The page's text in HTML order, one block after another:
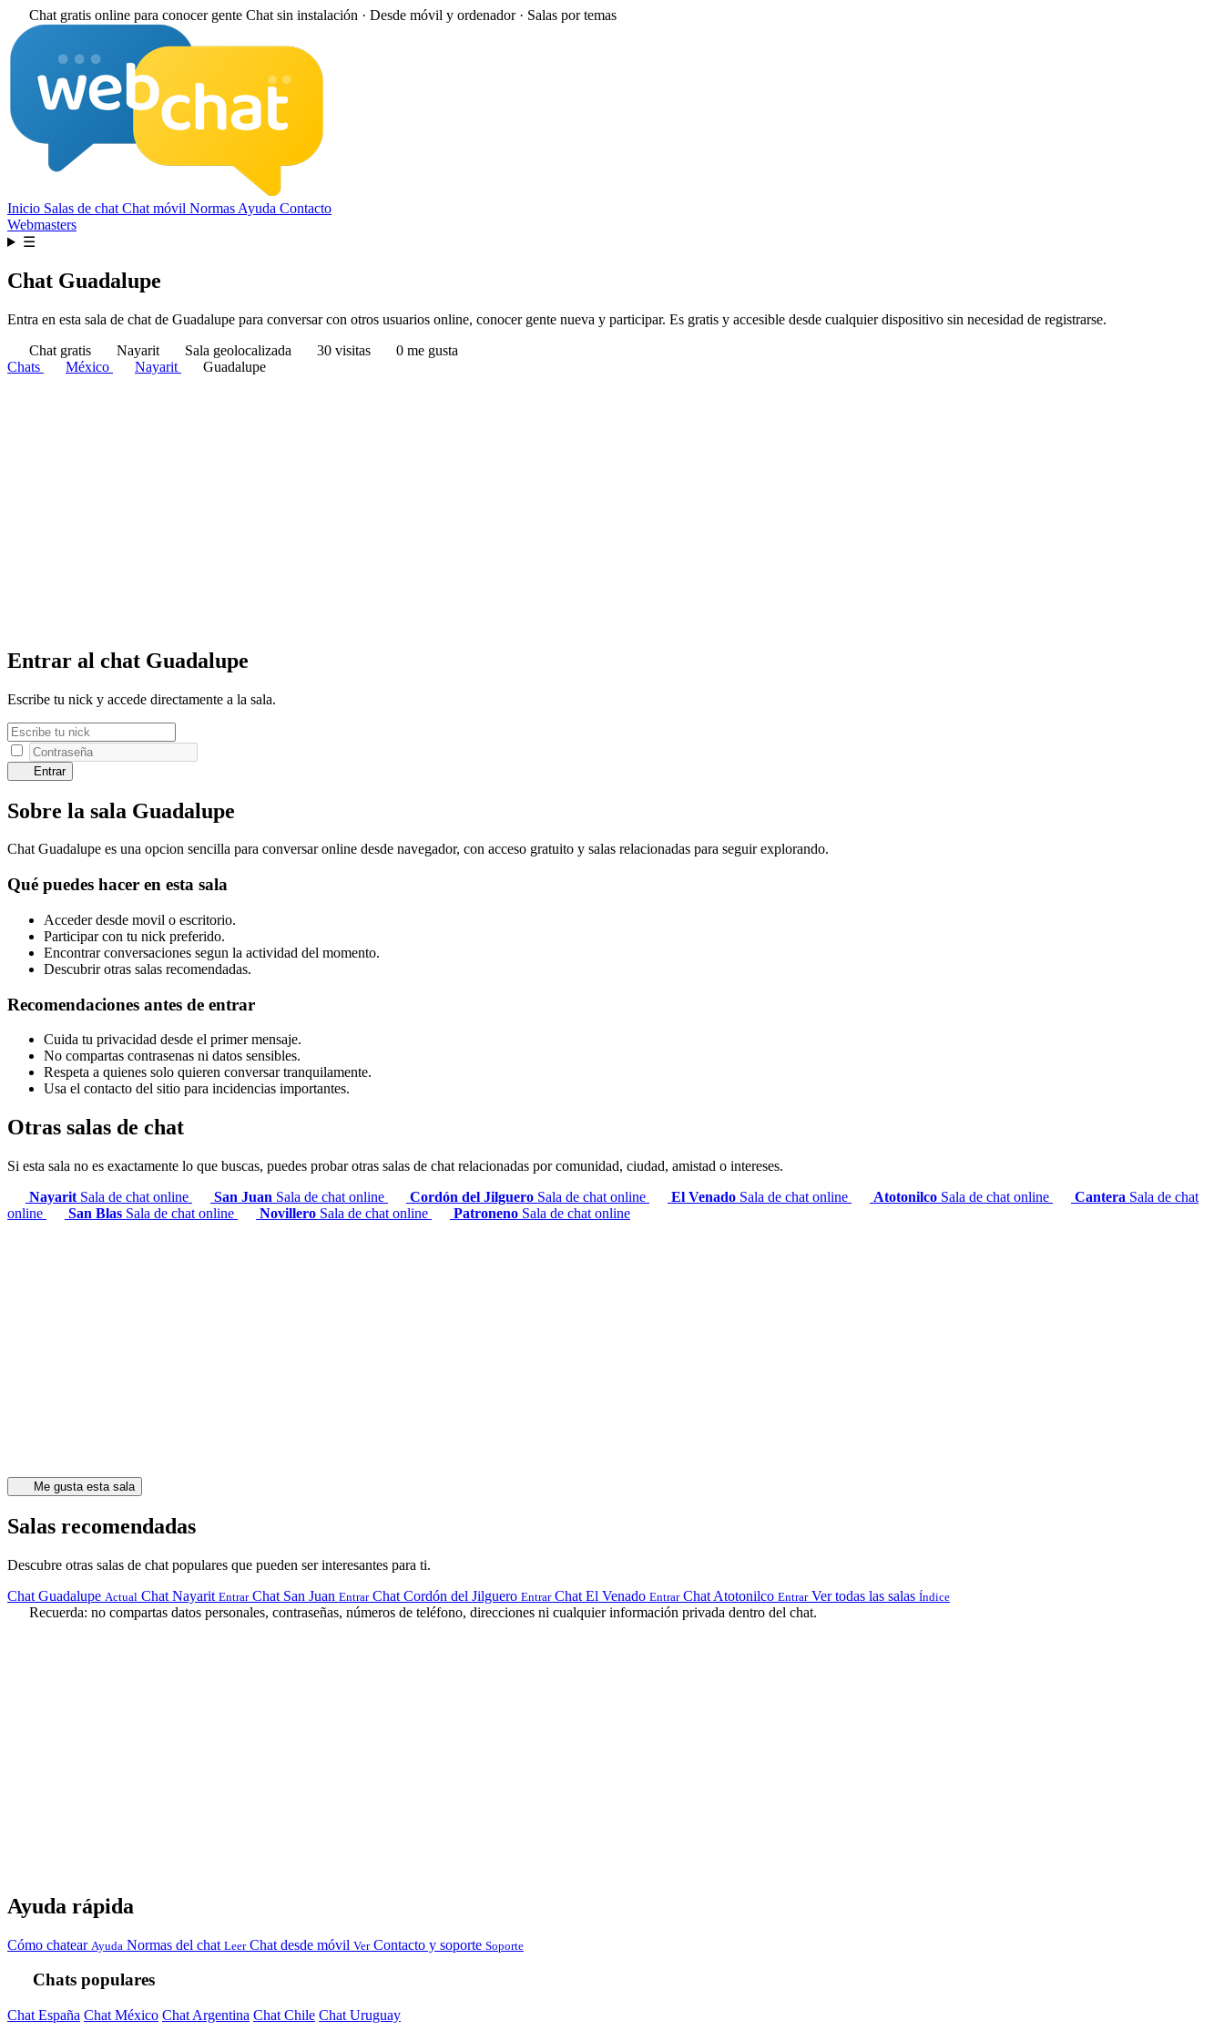
Chat gratis online para conocer gente Chat sin instalación · Desde móvil y ordenador · Salas por temas
Inicio Salas de chat Chat móvil Normas Ayuda Contacto
Webmasters
☰
Chat Guadalupe
Entra en esta sala de chat de Guadalupe para conversar con otros usuarios online, conocer gente nueva y participar. Es gratis y accesible desde cualquier dispositivo sin necesidad de registrarse.
Chat gratis
Nayarit Sala geolocalizada 30 visitas
0 me gusta
Chats
México Nayarit Guadalupe
Entrar al chat Guadalupe
Escribe tu nick y accede directamente a la sala.
Entrar
Sobre la sala Guadalupe
Chat Guadalupe es una opcion sencilla para conversar online desde navegador, con acceso gratuito y salas relacionadas para seguir explorando.
Qué puedes hacer en esta sala
Acceder desde movil o escritorio.
Participar con tu nick preferido.
Encontrar conversaciones segun la actividad del momento.
Descubrir otras salas recomendadas.
Recomendaciones antes de entrar
Cuida tu privacidad desde el primer mensaje.
No compartas contrasenas ni datos sensibles.
Respeta a quienes solo quieren conversar tranquilamente.
Usa el contacto del sitio para incidencias importantes.
Otras salas de chat
Si esta sala no es exactamente lo que buscas, puedes probar otras salas de chat relacionadas por comunidad, ciudad, amistad o intereses.
Nayarit Sala de chat online San Juan Sala de chat online Cordón del Jilguero Sala de chat online El Venado Sala de chat online Atotonilco Sala de chat online Cantera Sala de chat
online
San Blas Sala de chat online Novillero Sala de chat online Patroneno Sala de chat online
Me gusta esta sala
Salas recomendadas
Descubre otras salas de chat populares que pueden ser interesantes para ti.
Chat Guadalupe Actual Chat Nayarit Entrar Chat San Juan Entrar Chat Cordón del Jilguero Entrar Chat El Venado Entrar Chat Atotonilco Entrar Ver todas las salas Índice
Recuerda: no compartas datos personales, contraseñas, números de teléfono, direcciones ni cualquier información privada dentro del chat.
Ayuda rápida
Cómo chatear Ayuda Normas del chat Leer Chat desde móvil Ver Contacto y soporte Soporte
Chats populares
Chat España Chat México Chat Argentina Chat Chile Chat Uruguay